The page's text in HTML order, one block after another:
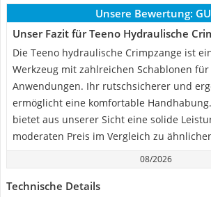
Unsere Bewertung:
Unser Fazit für Teeno Hydraulische
Die Teeno hydraulische Crimpzange ist
Werkzeug mit zahlreichen Schablonen
Anwendungen. Ihr rutschsicherer und
ermöglicht eine komfortable
bietet aus unserer Sicht eine solide
moderaten Preis im Vergleich zu
08/2026
Technische Details